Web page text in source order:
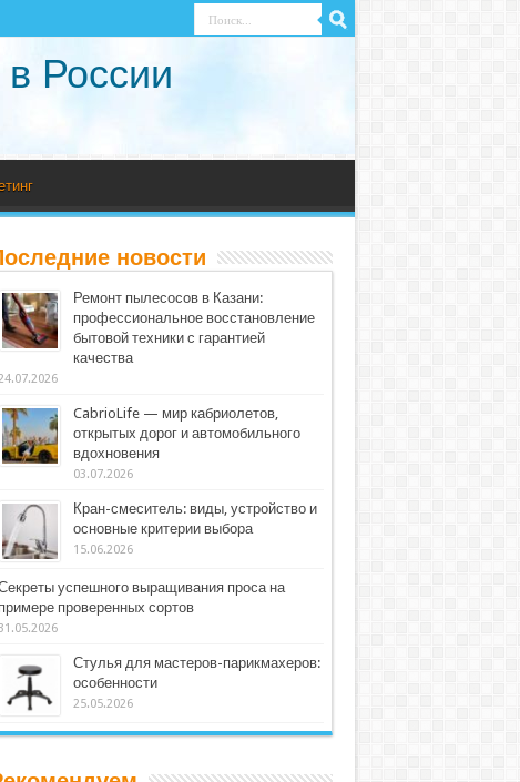
России
новости
Ремонт пылесосов в Казани:
профессиональное восстановление
бытовой техники с гарантией
качества
CabrioLife — мир кабриолетов,
открытых дорог и автомобильного
вдохновения
03.07.2026
Кран-смеситель: виды, устройство и
основные критерии выбора
15.06.2026
успешного выращивания проса на
примере проверенных сортов
Стулья для мастеров-парикмахеров:
особенности
25.05.2026